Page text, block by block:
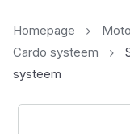
Homepage
Cardo systeem
systeem